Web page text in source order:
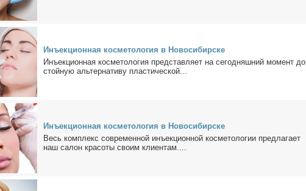
Инъ­ек­ци­он­ная кос­ме­то­ло­гия в Но­во­си­бир­ске
Инъ­ек­ци­он­ная кос­ме­то­ло­гия пред­став­ля­ет на се­го­дняш­ний мо­мент
стой­ную аль­тер­на­ти­ву пла­сти­че­ской...
Инъ­ек­ци­он­ная кос­ме­то­ло­гия в Но­во­си­бир­ске
Весь ком­плекс совре­мен­ной инъ­ек­ци­он­ной кос­ме­то­ло­гии пред­ла­га­ет
наш са­лон кра­со­ты сво­им кли­ен­там....